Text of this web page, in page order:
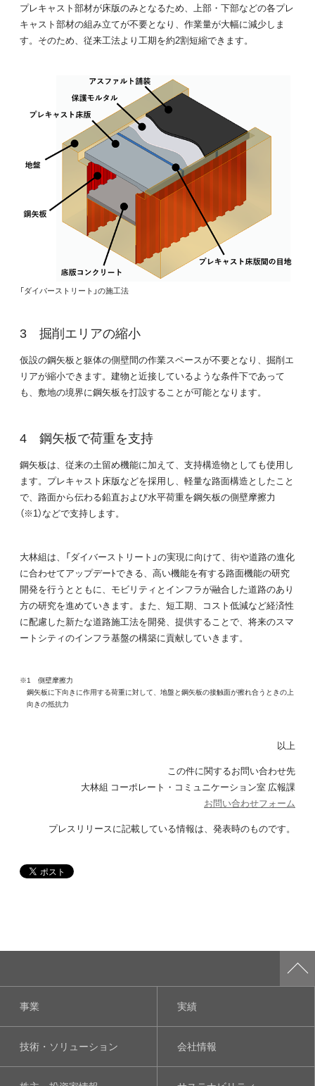
プレキャスト部材が床版のみとなるため、上部・下部などの各プレ
キャスト部材の組み立てが不要となり、作業量が大幅に減少しま
す。そのため、従来工法より工期を約2割短縮できます。
「ダイバーストリート」の施工法
掘削エリアの縮小
仮設の鋼矢板と躯体の側壁間の作業スペースが不要となり、掘削エ
リアが縮小できます。建物と近接しているような条件下であって
も、敷地の境界に鋼矢板を打設することが可能となります。
鋼矢板で荷重を支持
鋼矢板は、従来の土留め機能に加えて、支持構造物としても使用し
ます。プレキャスト床版などを採用し、軽量な路面構造としたこと
で、路面から伝わる鉛直および水平荷重を鋼矢板の側壁摩擦力
（※1）などで支持します。
大林組は、「ダイバーストリート」の実現に向けて、街や道路の進化
に合わせてアップデーﾄできる、高い機能を有する路面機能の研究
開発を行うとともに、モビリティとインフラが融合した道路のあり
方の研究を進めていきます。また、短工期、コスト低減など経済性
に配慮した新たな道路施工法を開発、提供することで、将来のスマ
ートシティのインフラ基盤の構築に貢献していきます。
※1 側壁摩擦力
鋼矢板に下向きに作用する荷重に対して、地盤と鋼矢板の接触面が擦れ合うときの上
向きの抵抗力
以上
この件に関するお問い合わせ先
大林組 コーポレート・コミュニケーション室 広報課
お問い合わせフォーム
プレスリリースに記載している情報は、発表時のものです。
事業 実績
技術・ソリューション 会社情報